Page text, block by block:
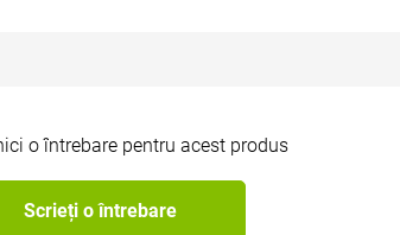
o întrebare pentru acest produs
Scrieți o întrebare